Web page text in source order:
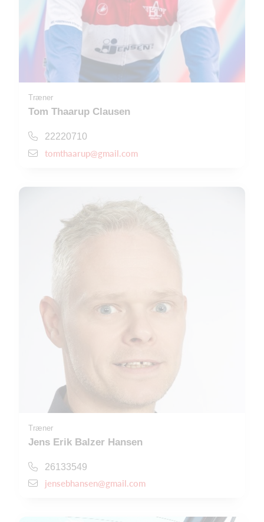
Træner
Tom Thaarup Clausen
22220710
tomthaarup@gmail.com
Træner
Jens Erik Balzer Hansen
26133549
jensebhansen@gmail.com